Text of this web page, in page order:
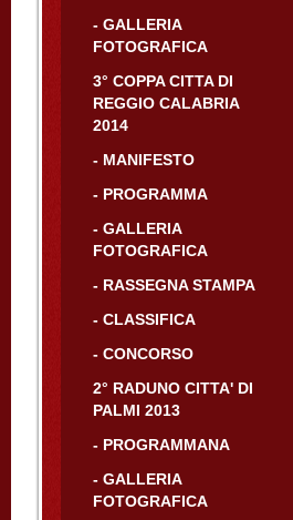
- GALLERIA
FOTOGRAFICA
3° COPPA CITTA DI
REGGIO CALABRIA
2014
- MANIFESTO
- PROGRAMMA
- GALLERIA
FOTOGRAFICA
- RASSEGNA STAMPA
- CLASSIFICA
- CONCORSO
2° RADUNO CITTA' DI
PALMI 2013
- PROGRAMMANA
- GALLERIA
FOTOGRAFICA